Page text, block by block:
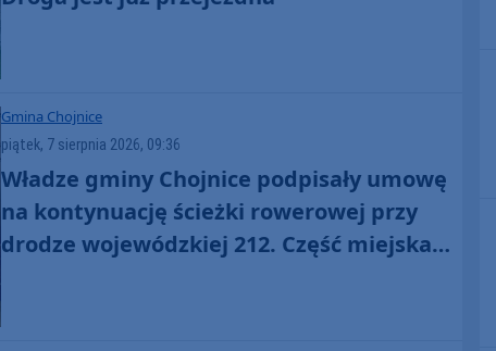
Gmina Chojnice
piątek, 7 sierpnia 2026, 09:36
Władze gminy Chojnice podpisały umowę
na kontynuację ścieżki rowerowej przy
drodze wojewódzkiej 212. Część miejska